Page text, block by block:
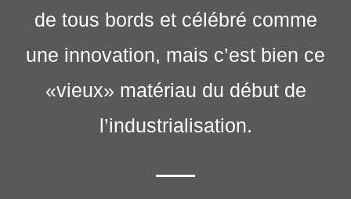
de tous bords et célébré comme
une innovation, mais c’est bien ce
«vieux» matériau du début de
l’industrialisation.